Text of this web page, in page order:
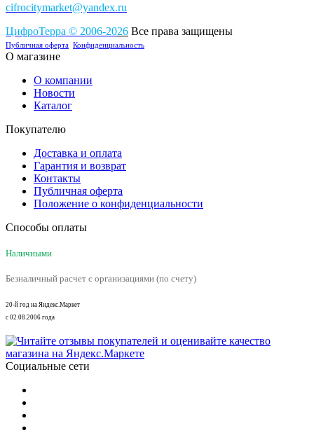
cifrocitymarket@yandex.ru
ЦифроТерра © 2006-2026 Все права защищены
Публичная оферта Конфиденциальность
О магазине
О компании
Новости
Каталог
Покупателю
Доставка и оплата
Гарантия и возврат
Контакты
Публичная оферта
Положение о конфиденциальности
Способы оплаты
Наличными
Безналичный расчет с организациями (по счету)
20-й год на Яндекс.Маркет
с 02.08.2006 года
Социальные сети